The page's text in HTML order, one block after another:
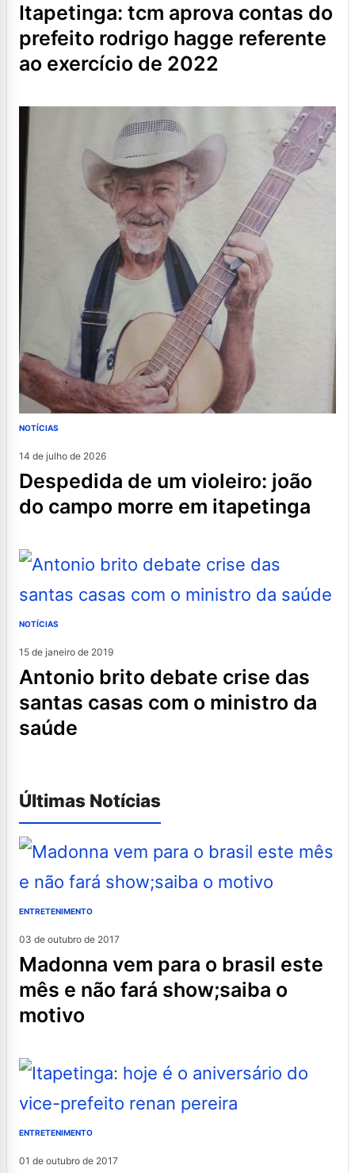
itapetinga: tcm aprova contas do
prefeito rodrigo hagge referente
ao exercício de 2022
NOTÍCIAS
14 de julho de 2026
despedida de um violeiro: joão
do campo morre em itapetinga
NOTÍCIAS
15 de janeiro de 2019
antonio brito debate crise das
santas casas com o ministro da
saúde
Últimas Notícias
ENTRETENIMENTO
03 de outubro de 2017
madonna vem para o brasil este
mês e não fará show;saiba o
motivo
ENTRETENIMENTO
01 de outubro de 2017